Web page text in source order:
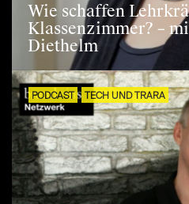
Wie schaffen
Klassenzimmer? –
Diethelm
PODCAST TECH UND TRARA